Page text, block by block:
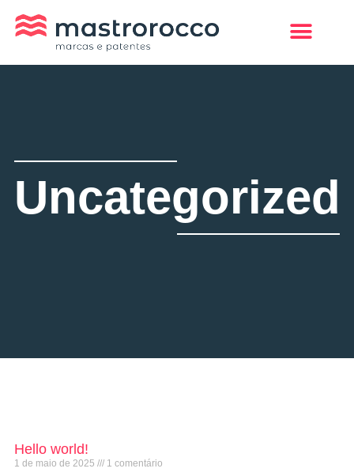
Uncategorized
Hello world!
1 de maio de 2025 1 comentário